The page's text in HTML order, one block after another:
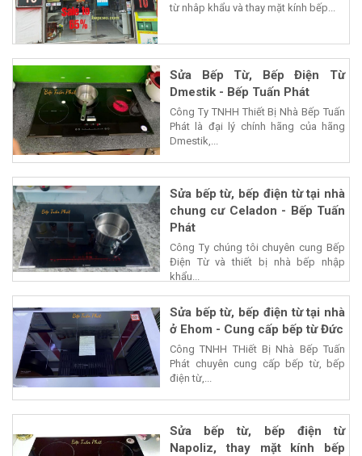
từ nhâp khẩu và thay mặt kính bếp...
Sửa Bếp Từ, Bếp Điện Từ
Dmestik - Bếp Tuấn Phát
Công Ty TNHH Thiết Bị Nhà Bếp Tuấn
Phát là đại lý chính hãng của hãng
Dmestik,...
Sửa bếp từ, bếp điện từ tại nhà
chung cư Celadon - Bếp Tuấn
Phát
Công Ty chúng tôi chuyên cung Bếp
Điện Từ và thiết bị nhà bếp nhập
khẩu...
Sửa bếp từ, bếp điện từ tại nhà
ở Ehom - Cung cấp bếp từ Đức
Công TNHH THiết Bị Nhà Bếp Tuấn
Phát chuyên cung cấp bếp từ, bếp
điện từ,...
Sửa bếp từ, bếp điện từ
Napoliz, thay mặt kính bếp